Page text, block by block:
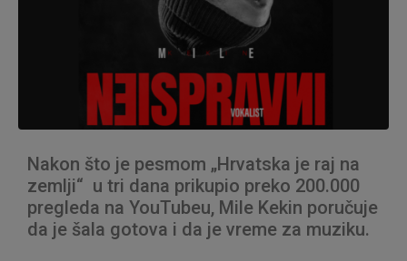
Nakon što je pesmom „Hrvatska je raj na
zemlji“ u tri dana prikupio preko 200.000
pregleda na YouTubeu, Mile Kekin poručuje
da je šala gotova i da je vreme za muziku.